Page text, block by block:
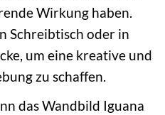
Wirkung haben.
Schreibtisch oder in
um eine kreative und
zu schaffen.
das Wandbild Iguana